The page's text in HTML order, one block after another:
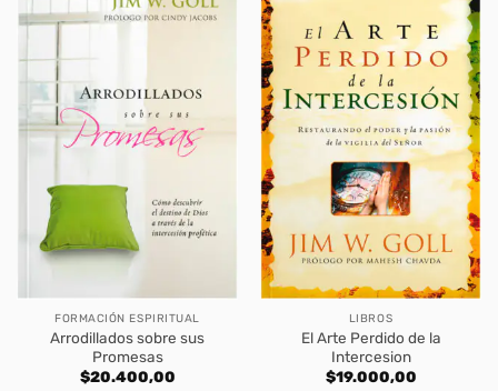
FORMACIÓN ESPIRITUAL
Arrodillados sobre sus
Promesas
$20.400,00
LIBROS
El Arte Perdido de la
Intercesion
$19.000,00